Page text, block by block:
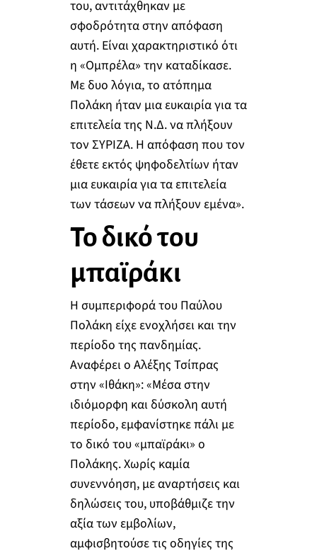
του, αντιτάχθηκαν με
σφοδρότητα στην απόφαση
αυτή. Είναι χαρακτηριστικό ότι
η «Ομπρέλα» την καταδίκασε.
Με δυο λόγια, το ατόπημα
Πολάκη ήταν μια ευκαιρία για τα
επιτελεία της Ν.Δ. να πλήξουν
τον ΣΥΡΙΖΑ. Η απόφαση που τον
έθετε εκτός ψηφοδελτίων ήταν
μια ευκαιρία για τα επιτελεία
των τάσεων να πλήξουν εμένα».
Το δικό του
μπαϊράκι
Η συμπεριφορά του Παύλου
Πολάκη είχε ενοχλήσει και την
περίοδο της πανδημίας.
Αναφέρει ο Αλέξης Τσίπρας
στην «Ιθάκη»: «Μέσα στην
ιδιόμορφη και δύσκολη αυτή
περίοδο, εμφανίστηκε πάλι με
το δικό του «μπαϊράκι» ο
Πολάκης. Χωρίς καμία
συνεννόηση, με αναρτήσεις και
δηλώσεις του, υποβάθμιζε την
αξία των εμβολίων,
αμφισβητούσε τις οδηγίες της